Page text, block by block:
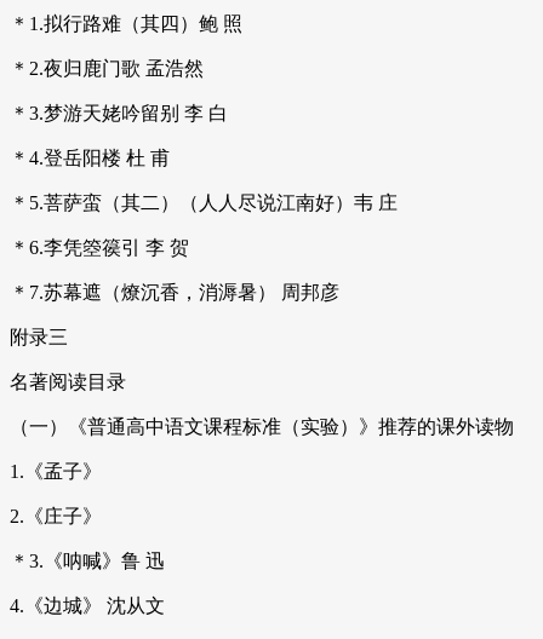
＊1.拟行路难（其四）鲍 照
＊2.夜归鹿门歌 孟浩然
＊3.梦游天姥吟留别 李 白
＊4.登岳阳楼 杜 甫
＊5.菩萨蛮（其二）（人人尽说江南好）韦 庄
＊6.李凭箜篌引 李 贺
＊7.苏幕遮（燎沉香，消溽暑） 周邦彦
附录三
名著阅读目录
（一）《普通高中语文课程标准（实验）》推荐的课外读物
1.《孟子》
2.《庄子》
＊3.《呐喊》鲁 迅
4.《边城》 沈从文